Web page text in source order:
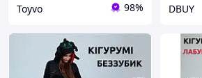
Toyvo 98% DBUY